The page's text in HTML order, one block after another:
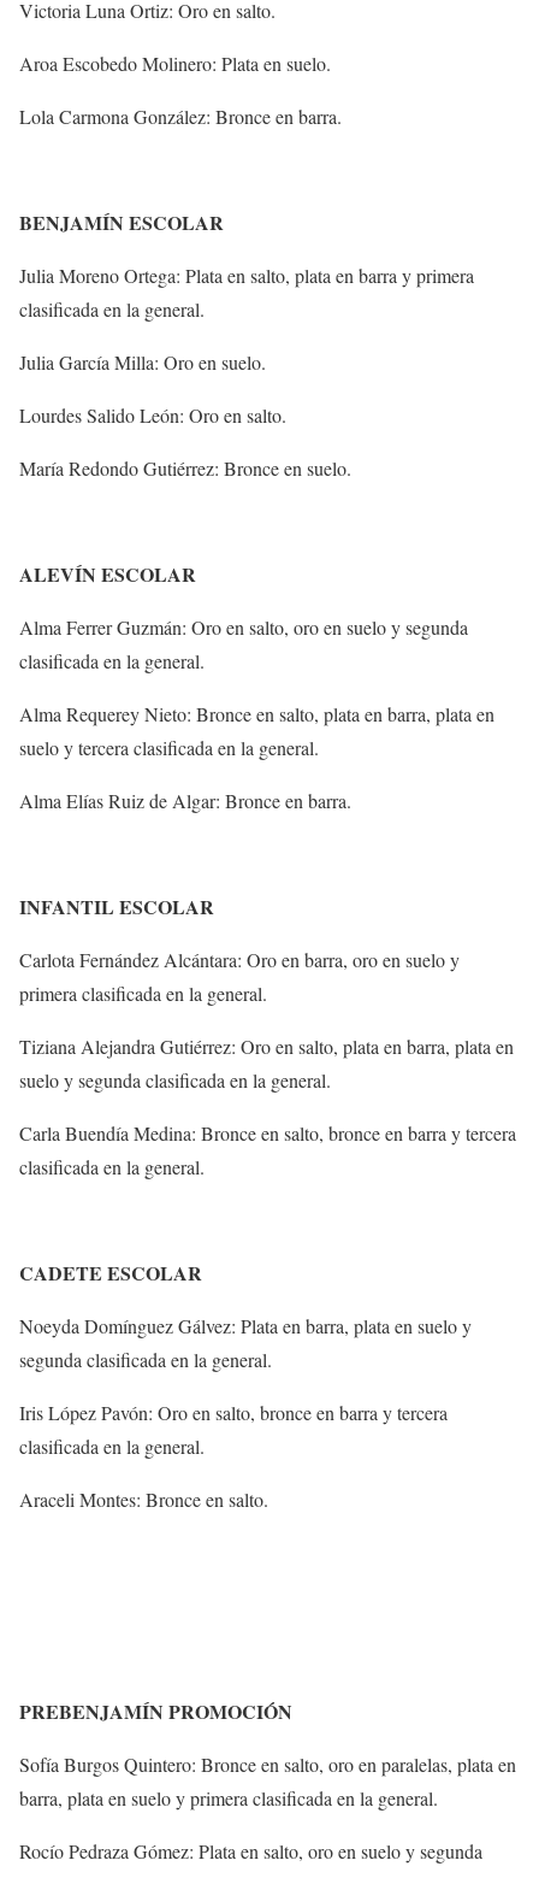
Victoria Luna Ortiz: Oro en salto.
Aroa Escobedo Molinero: Plata en suelo.
Lola Carmona González: Bronce en barra.
BENJAMÍN ESCOLAR
Julia Moreno Ortega: Plata en salto, plata en barra y primera
clasificada en la general.
Julia García Milla: Oro en suelo.
Lourdes Salido León: Oro en salto.
María Redondo Gutiérrez: Bronce en suelo.
ALEVÍN ESCOLAR
Alma Ferrer Guzmán: Oro en salto, oro en suelo y segunda
clasificada en la general.
Alma Requerey Nieto: Bronce en salto, plata en barra, plata en
suelo y tercera clasificada en la general.
Alma Elías Ruiz de Algar: Bronce en barra.
INFANTIL ESCOLAR
Carlota Fernández Alcántara: Oro en barra, oro en suelo y
primera clasificada en la general.
Tiziana Alejandra Gutiérrez: Oro en salto, plata en barra, plata en
suelo y segunda clasificada en la general.
Carla Buendía Medina: Bronce en salto, bronce en barra y tercera
clasificada en la general.
CADETE ESCOLAR
Noeyda Domínguez Gálvez: Plata en barra, plata en suelo y
segunda clasificada en la general.
Iris López Pavón: Oro en salto, bronce en barra y tercera
clasificada en la general.
Araceli Montes: Bronce en salto.
PREBENJAMÍN PROMOCIÓN
Sofía Burgos Quintero: Bronce en salto, oro en paralelas, plata en
barra, plata en suelo y primera clasificada en la general.
Rocío Pedraza Gómez: Plata en salto, oro en suelo y segunda